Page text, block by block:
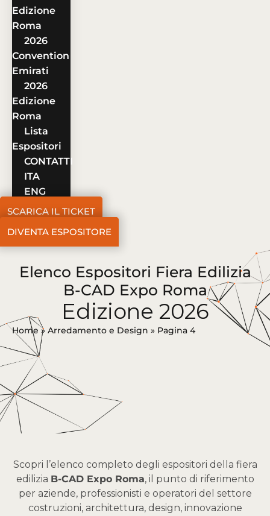
Edizione
Roma
2026
Convention
Emirati
2026
Edizione
Roma
Lista
Espositori
CONTATTI
ITA
ENG
SCARICA IL TICKET
DIVENTA ESPOSITORE
Elenco Espositori Fiera Edilizia
B-CAD Expo Roma
Edizione 2026
Home» Arredamento e Design » Pagina 4
Scopri l’elenco completo degli espositori della fiera
edilizia B-CAD Expo Roma, il punto di riferimento
per aziende, professionisti e operatori del settore
costruzioni, architettura, design, innovazione